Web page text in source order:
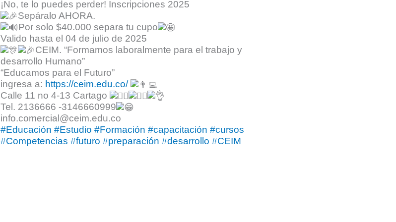
¡No, te lo puedes perder! Inscripciones 2025
Sepáralo AHORA.
Por solo $40.000 separa tu cupo
Valido hasta el 04 de julio de 2025
CEIM. “Formamos laboralmente para el trabajo y
desarrollo Humano”
“Educamos para el Futuro”
ingresa a: https://ceim.edu.co/
Calle 11 no 4-13 Cartago
Tel. 2136666 -3146660999
info.comercial@ceim.edu.co
#Educación #Estudio #Formación #capacitación #cursos
#Competencias #futuro #preparación #desarrollo #CEIM